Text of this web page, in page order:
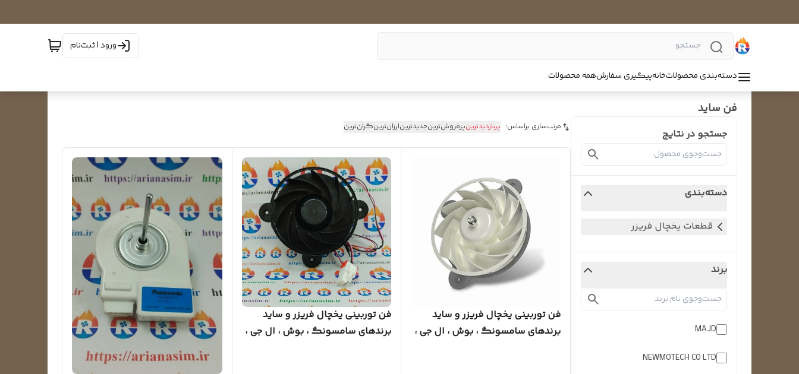
ورود | ثبت‌نام
دسته‌بندی محصولاتخانهپیگیری سفارشهمه محصولات
فن ساید
جستجو در نتایج
دسته‌بندی
قطعات یخچال فریزر
برند
MAJD
NEWMOTECH CO LTD
مرتب‌سازی براساس: پربازدیدترینپرفروش‌ترینجدیدترینارزان‌ترینگران‌ترین
فن توربینی یخچال فریزر و ساید
برندهای سامسونگ ، بوش ، ال جی ،
فن توربینی یخچال فریزر و ساید
برندهای سامسونگ ، بوش ، ال جی ،